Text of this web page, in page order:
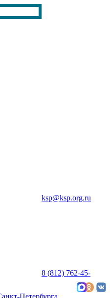
ksp@ksp.org.ru
8 (812) 762-45-